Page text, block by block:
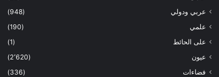
عربي ودولي
(948)
علمي
(190)
على الحائط
(1)
عيون
(2٬620)
فضاءات
(336)